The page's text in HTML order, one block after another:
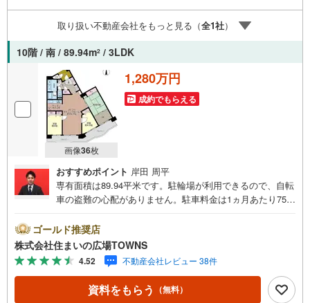
取り扱い不動産会社をもっと見る（全1社）
10階 / 南 / 89.94m2 / 3LDK
画像36枚
1,280万円
成約でもらえる
おすすめポイント 岸田 周平
専有面積は89.94平米です。駐輪場が利用できるので、自転
車の盗難の心配がありません。駐車料金は1ヵ月あたり750
あると重宝します。防犯カメラが付いていますので、防犯
対策を気にされる方でも安心です。中古でありながら、室
内もきれいな一押しのマンションとなっています。10階建
ての物件で周辺環境も良いです。【年中無休/9:00～21:0
0】人気物件は特にお問い合わせが集中するため、お早めに
お電話下さい。「室内・現地を見学する」ボタンよりご予
ゴールド推奨店
株式会社住まいの広場TOWNS
4.52 不動産会社レビュー 38件
資料をもらう （無料）